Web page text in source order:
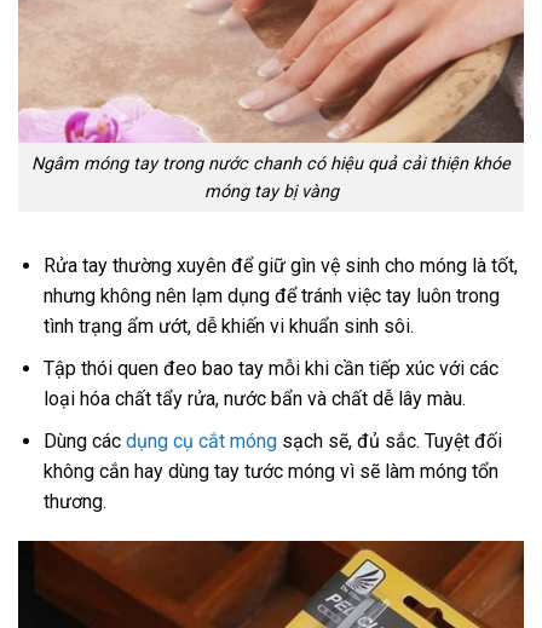
Ngâm móng tay trong nước chanh có hiệu quả cải thiện khóe
móng tay bị vàng
Rửa tay thường xuyên để giữ gìn vệ sinh cho móng là tốt,
nhưng không nên lạm dụng để tránh việc tay luôn trong
tình trạng ẩm ướt, dễ khiến vi khuẩn sinh sôi.
Tập thói quen đeo bao tay mỗi khi cần tiếp xúc với các
loại hóa chất tẩy rửa, nước bẩn và chất dễ lây màu.
Dùng các dụng cụ cắt móngsạch sẽ, đủ sắc. Tuyệt đối
không cắn hay dùng tay tước móng vì sẽ làm móng tổn
thương.